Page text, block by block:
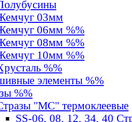
03мм
06мм %%
08мм %%
10мм %%
%%
элементы %%
%%
"MС" термоклеевые
SS-06, 08, 12, 34, 40